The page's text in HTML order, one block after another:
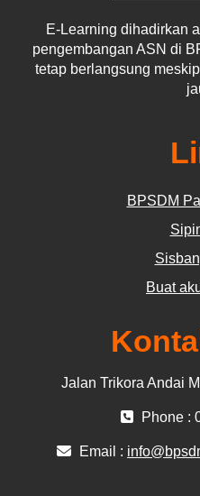
E-Learning dihadirkan
pengembangan ASN di
tetap berlangsung
BPSDM
Buat
Jalan Trikora Andai
Phone :
Email :